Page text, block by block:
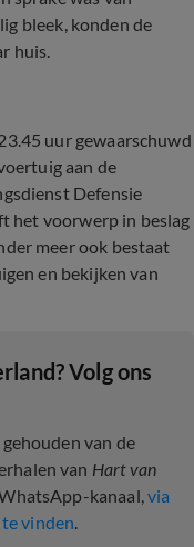
bleek, konden de
huis.
uur gewaarschuwd
aan de
Defensie
het voorwerp in beslag
meer ook bestaat
en bekijken van
Volg ons
van de
van Hart van
kanaal,via
vinden.